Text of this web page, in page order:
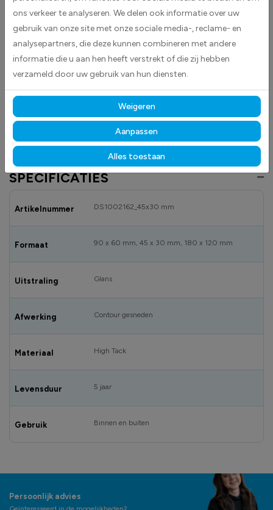
van Polen is eenvoudig aan te brengen op gladde oppervlakken zoals
auto’s, laptops en koffers.
Gemaakt van hoogwaardige high-tack folie, hecht deze sticker
betrouwbaar op vrijwel elk oppervlak.Dankzij de duurzame
materialen blijft hij langdurig mooi en goed leesbaar, zowel binnen als
buiten bestand tegen licht, vocht en dagelijks gebruik.
Bekijk ook onze andere vlagstickers
professioneel te markeren.
SPECIFICATIES
Artikelnummer DS1002162_45x30 mm
Formaat 90 x 60 mm, 45 x 30 mm, 180 x 120 mm
Uitstraling Glans
Afwerking Contour gesneden
Materiaal High Tack
Levensduur 5 jaar
Gebruik Binnen en buiten
Persoonlijk advies
ons verkeer te analyseren. We delen ook informatie over uw
gebruik van onze site met onze sociale media-, reclame- en
analysepartners, die deze kunnen combineren met andere
informatie die u aan hen heeft verstrekt of die zij hebben
verzameld door uw gebruik van hun diensten.
Weigeren
Aanpassen
Alles toestaan